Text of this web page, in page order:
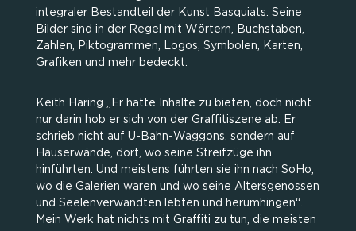
integraler Bestandteil der Kunst Basquiats. Seine
Bilder sind in der Regel mit Wörtern, Buchstaben,
Zahlen, Piktogrammen, Logos, Symbolen, Karten,
Grafiken und mehr bedeckt.
Keith Haring „Er hatte Inhalte zu bieten, doch nicht
nur darin hob er sich von der Graffitiszene ab. Er
schrieb nicht auf U-Bahn-Waggons, sondern auf
Häuserwände, dort, wo seine Streifzüge ihn
hinführten. Und meistens führten sie ihn nach SoHo,
wo die Galerien waren und wo seine Altersgenossen
und Seelenverwandten lebten und herumhingen“.
Mein Werk hat nichts mit Graffiti zu tun, die meisten